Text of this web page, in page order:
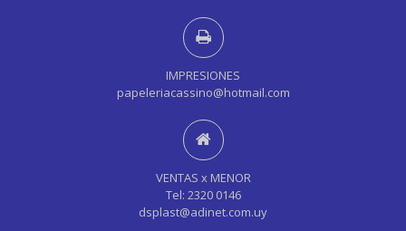
IMPRESIONES
papeleriacassino@hotmail.com
VENTAS x MENOR
Tel: 2320 0146
dsplast@adinet.com.uy